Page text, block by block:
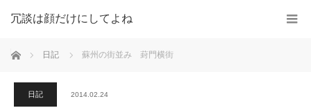
冗談は顔だけにしてよね
ホーム 日記 蘇州の街並み 葑門横街
日記 2014.02.24